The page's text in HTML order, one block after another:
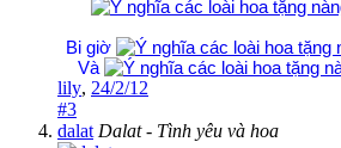
Bi giờ
Và
lily, 24/2/12
#3
dalat Dalat - Tình yêu và hoa